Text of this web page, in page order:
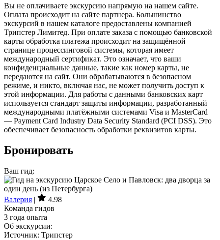
Вы не оплачиваете экскурсию напрямую на нашем сайте.
Оплата происходит на сайте партнера. Большинство
экскурсий в нашем каталоге предоставлены компанией
Трипстер Лимитед. При оплате заказа с помощью банковской
карты обработка платежа происходит на защищённой
странице процессинговой системы, которая имеет
международный сертификат. Это означает, что ваши
конфиденциальные данные, такие как номер карты, не
передаются на сайт. Они обрабатываются в безопасном
режиме, и никто, включая нас, не может получить доступ к
этой информации. Для работы с данными банковских карт
используется стандарт защиты информации, разработанный
международными платёжными системами Visa и MasterCard
— Payment Card Industry Data Security Standard (PCI DSS). Это
обеспечивает безопасность обработки реквизитов карты.
Бронировать
Ваш гид:
Валерия |
4.98
Команда гидов
3 года опыта
Об экскурсии:
Источник: Трипстер